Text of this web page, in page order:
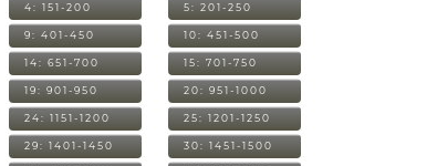
4: 151-200 5: 201-250
9: 401-450 10: 451-500
14: 651-700 15: 701-750
19: 901-950 20: 951-1000
24: 1151-1200 25: 1201-1250
29: 1401-1450 30: 1451-1500